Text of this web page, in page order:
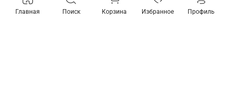
Главная Поиск Корзина Избранное Профиль